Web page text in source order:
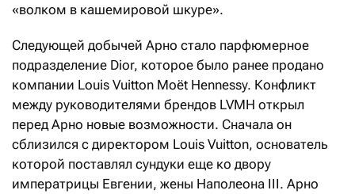
«волком в кашемировой шкуре».
Следующей добычей Арно стало парфюмерное
подразделение Dior, которое было ранее продано
компании Louis Vuitton Moët Hennessy. Конфликт
между руководителями брендов LVMH открыл
перед Арно новые возможности. Сначала он
сблизился с директором Louis Vuitton, основатель
которой поставлял сундуки еще ко двору
императрицы Евгении, жены Наполеона III. Арно